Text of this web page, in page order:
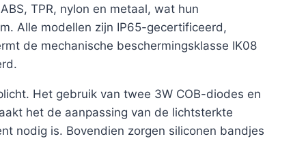
TPR, nylon en metaal, wat hun
Alle modellen zijn IP65-gecertificeerd,
de mechanische beschermingsklasse IK08
Het gebruik van twee 3W COB-diodes en
het de aanpassing van de lichtsterkte
nodig is. Bovendien zorgen siliconen bandjes